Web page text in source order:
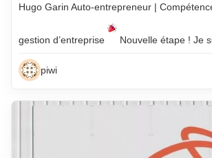
Hugo Garin Auto-entrepreneur |
gestion d’entreprise Nouvelle étape ! Je
piwi